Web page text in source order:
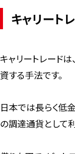
キャリート
キャリートレード
資する手法です。
日本では長らく低
の調達通貨として